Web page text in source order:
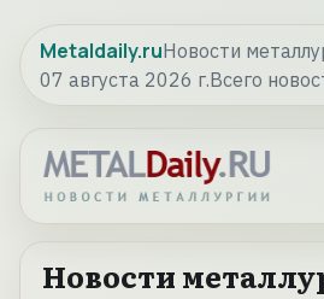
Metaldaily.ruНовости
07 августа 2026 г.Всего
Новости